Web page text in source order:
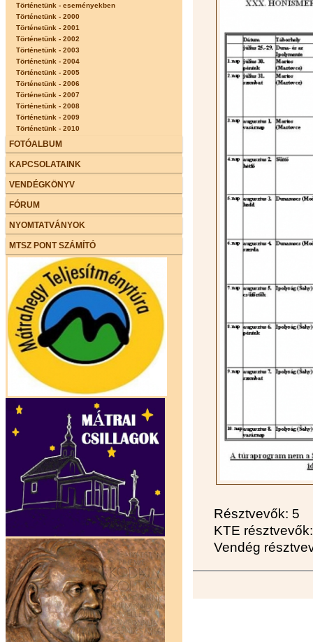
Történetünk - eseményekben
Történetünk - 2000
Történetünk - 2001
Történetünk - 2002
Történetünk - 2003
Történetünk - 2004
Történetünk - 2005
Történetünk - 2006
Történetünk - 2007
Történetünk - 2008
Történetünk - 2009
Történetünk - 2010
FOTÓALBUM
KAPCSOLATAINK
VENDÉGKÖNYV
FÓRUM
NYOMTATVÁNYOK
MTSZ PONT SZÁMÍTÓ
Résztvevők: 5
KTE
Vendég